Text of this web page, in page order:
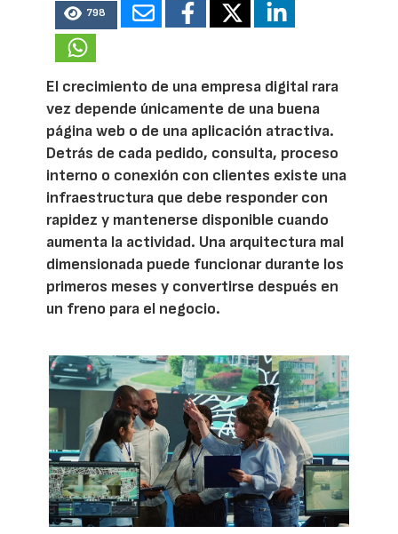
798
El crecimiento de una empresa digital rara
vez depende únicamente de una buena
página web o de una aplicación atractiva.
Detrás de cada pedido, consulta, proceso
interno o conexión con clientes existe una
infraestructura que debe responder con
rapidez y mantenerse disponible cuando
aumenta la actividad. Una arquitectura mal
dimensionada puede funcionar durante los
primeros meses y convertirse después en
un freno para el negocio.